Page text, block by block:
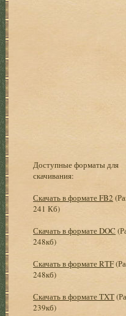
Доступные форматы для
скачивания:
Скачать в формате FB2
241 Кб)
Скачать в формате DOC
248кб)
Скачать в формате RTF
248кб)
Скачать в формате TXT
239кб)